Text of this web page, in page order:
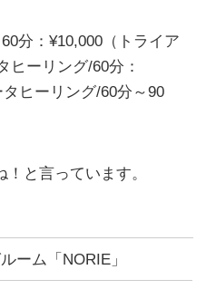
分：¥10,000（トライア
ーリング/60分：
ヒーリング/60分～90
！と言っています。
ーム「NORIE」